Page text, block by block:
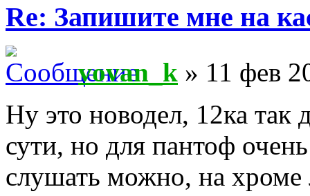
Re: Запишите мне на
vovan_k » 11 фев
Ну это новодел, 12ка так
сути, но для пантоф
слушать можно, на